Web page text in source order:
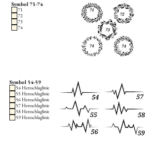
Symbol 71-74
71
72
73
74
Symbol 54-59
54 Herzschlaglinie
55 Herzschlaglinie
56 Herzschlaglinie
57 Herzschlaglinie
58 Herzschlaglinie
59 Herzschlaglinie